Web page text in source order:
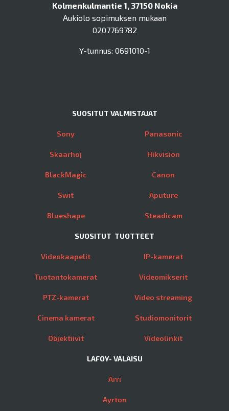
Kolmenkulmantie 1, 37150 Nokia
Aukiolo sopimuksen mukaan
0207769782
Y-tunnus: 0691010-1
SUOSITUT VALMISTAJAT
Sony
Skaarhoj
BlackMagic
Swit
Blueshape
Panasonic
Hikvision
Canon
Aputure
Steadicam
SUOSITUT TUOTTEET
Videokaapelit
Tuotantokamerat
PTZ-kamerat
Cinema kamerat
Objektiivit
IP-kamerat
Videomikserit
Video streaming
Studiomonitorit
Videolinkit
LAFOY- VALAISU
Arri
Ayrton